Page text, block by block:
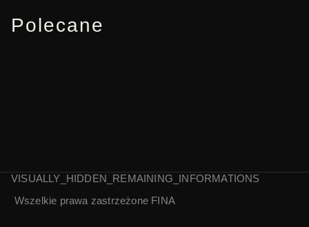
Polecane
Polska Kronika
Polska Kronika
VISUALLY_HIDDEN_REMAINING_INFORMATIONS
Wszelkie prawa zastrzeżone FINA